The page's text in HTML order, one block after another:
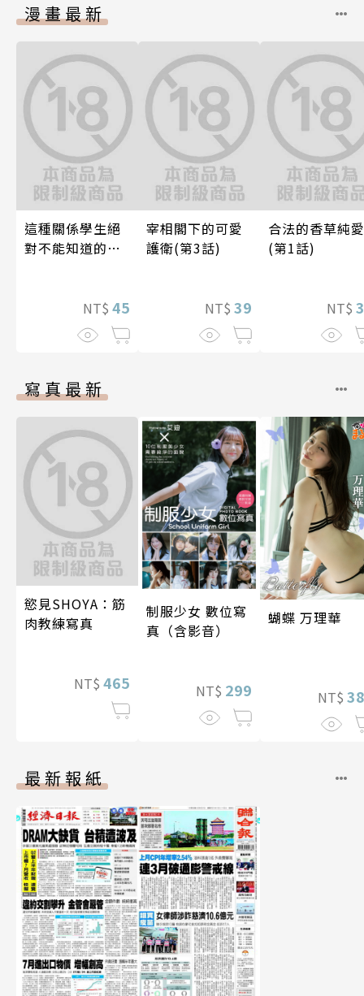
漫畫最新
這種關係學生絕
對不能知道的
兩人是甜蜜的現
在進行式～ 04
NT$ 45
宰相閣下的可愛
護衛(第3話)
NT$ 39
合法的香草純愛
(第1話)
NT$
寫真最新
慾見SHOYA：筋
肉教練寫真
NT$ 465
制服少女 數位寫
真（含影音）
NT$ 299
蝴蝶 万理華
NT$
最新報紙